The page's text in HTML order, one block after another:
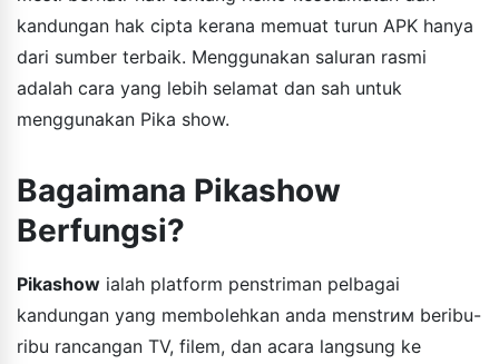
kandungan hak cipta kerana memuat turun APK hanya
dari sumber terbaik. Menggunakan saluran rasmi
adalah cara yang lebih selamat dan sah untuk
menggunakan Pika show.
Bagaimana Pikashow
Berfungsi?
Pikashow ialah platform penstriman pelbagai
kandungan yang membolehkan anda menstrим beribu-
ribu rancangan TV, filem, dan acara langsung ke